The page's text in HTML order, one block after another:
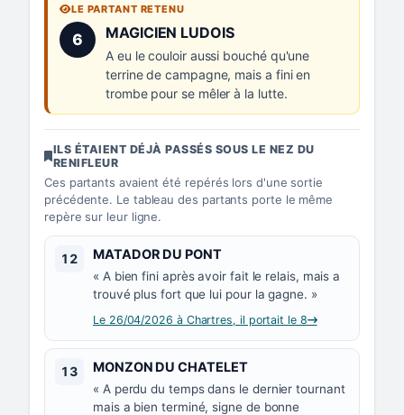
LE PARTANT RETENU
6 Numéro 6 :
MAGICIEN LUDOIS
A eu le couloir aussi bouché qu'une
terrine de campagne, mais a fini en
trombe pour se mêler à la lutte.
ILS ÉTAIENT DÉJÀ PASSÉS SOUS LE NEZ DU
RENIFLEUR
Ces partants avaient été repérés lors d'une sortie
précédente. Le tableau des partants porte le même
repère sur leur ligne.
12 Numéro 12 :
MATADOR DU PONT
« A bien fini après avoir fait le relais, mais a
trouvé plus fort que lui pour la gagne. »
Le 26/04/2026 à Chartres, il portait le 8
13 Numéro 13 :
MONZON DU CHATELET
« A perdu du temps dans le dernier tournant
mais a bien terminé, signe de bonne